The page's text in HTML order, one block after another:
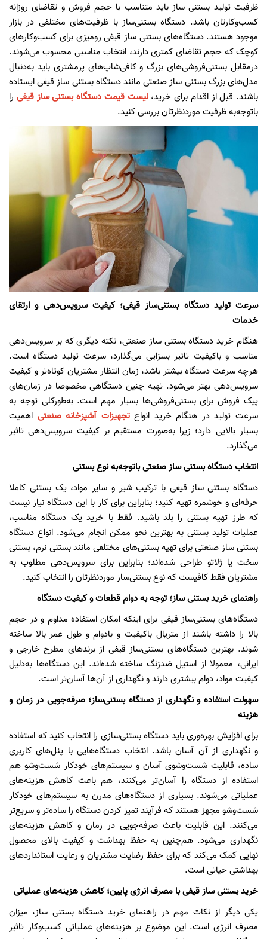
ظرفیت تولید بستنی ساز باید متناسب با حجم فروش و تقاضای روزانه
کسب‌وکارتان باشد. دستگاه بستنی‌ساز با ظرفیت‌های مختلفی در بازار
موجود هستند. دستگاه‌های بستنی ساز قیفی رومیزی برای کسب‌وکارهای
کوچک که حجم تقاضای کمتری دارند، انتخاب مناسبی محسوب می‌شوند.
در‌مقابل بستنی‌فروشی‌های بزرگ و کافی‌شاپ‌های پرمشتری باید به‌دنبال
مدل‌های بزرگ بستنی ساز صنعتی مانند دستگاه بستنی ساز قیفی ایستاده
باشند. قبل از اقدام برای خرید،لیست قیمت دستگاه بستنی ساز قیفی را
با‌توجه‌به ظرفیت مورد‌نظرتان بررسی کنید.
سرعت تولید دستگاه بستنی‌ساز قیفی؛ کیفیت سرویس‌دهی و ارتقای
خدمات
هنگام خرید دستگاه بستنی ساز صنعتی، نکته دیگری که بر سرویس‌دهی
مناسب و با‌کیفیت تاثیر بسزایی می‌گذارد، سرعت تولید دستگاه است.
هرچه سرعت دستگاه بیشتر باشد، زمان انتظار مشتریان کوتاه‌تر و کیفیت
سرویس‌دهی بهتر می‌شود. تهیه چنین دستگاهی مخصوصا در زمان‌های
پیک فروش برای بستنی‌فروشی‌ها بسیار مهم است. به‌طورکلی توجه به
سرعت تولید در هنگام خرید انواعتجهیزات آشپزخانه صنعتی اهمیت
بسیار بالایی دارد؛ زیرا به‌صورت مستقیم بر کیفیت سرویس‌دهی تاثیر
می‌گذارد.
انتخاب دستگاه بستنی ساز صنعتی با‌توجه‌به نوع بستنی
دستگاه بستنی ساز قیفی با ترکیب شیر و سایر مواد، یک بستنی کاملا
حرفه‌ای و خوشمزه تهیه کنید؛ بنابراین برای کار با این دستگاه نیاز نیست
که طرز تهیه بستنی را بلد باشید. فقط با خرید یک دستگاه مناسب،
عملیات تولید بستنی به بهترین نحو ممکن انجام می‌شود. انواع دستگاه
بستنی ساز صنعتی برای تهیه بستنی‌های مختلفی مانند بستنی نرم، بستنی
سخت یا ژلاتو طراحی شده‌اند؛ بنابراین برای سرویس‌دهی مطلوب به
مشتریان فقط کافیست که نوع بستنی‌ساز موردنظرتان را انتخاب کنید.
راهنمای خرید بستنی ساز؛ توجه به دوام قطعات و کیفیت دستگاه
دستگاه‌های بستنی‌ساز قیفی برای اینکه امکان استفاده مداوم و در حجم
بالا را داشته باشند از متریال با‌کیفیت و بادوام و طول عمر بالا ساخته
شوند. بهترین دستگاه‌های بستنی‌ساز قیفی از برندهای مطرح خارجی و
ایرانی، معمولا از استیل ضد‌زنگ ساخته شده‌اند. این دستگاه‌ها به‌دلیل
کیفیت مواد، دوام بیشتری دارند و نگهداری از آن‌ها آسان‌تر است.
سهولت استفاده و نگهداری از دستگاه بستنی‌ساز؛ صرفه‌جویی در زمان و
هزینه
برای افزایش بهره‌وری باید دستگاه بستنی‌سازی را انتخاب کنید که استفاده
و نگهداری از آن آسان باشد. انتخاب دستگاه‌هایی با پنل‌های کاربری
ساده، قابلیت شست‌وشوی آسان و سیستم‌های خودکار شست‌وشو هم
استفاده از دستگاه را آسان‌تر می‌کنند، هم باعث کاهش هزینه‌های
عملیاتی می‌شوند. بسیاری از دستگاه‌های مدرن به سیستم‌های خودکار
شست‌وشو مجهز هستند که فرآیند تمیز کردن دستگاه را ساده‌تر و سریع‌تر
می‌کنند. این قابلیت باعث صرفه‌جویی در زمان و کاهش هزینه‌های
نگهداری می‌شود. هم‌چنین به حفظ بهداشت و کیفیت بالای محصول
نهایی کمک می‌کند که برای حفظ رضایت مشتریان و رعایت استانداردهای
بهداشتی حیاتی است.
خرید بستنی ساز قیفی با مصرف انرژی پایین؛ کاهش هزینه‌های عملیاتی
یکی دیگر از نکات مهم در راهنمای خرید دستگاه بستنی ساز، میزان
مصرف انرژی است. این موضوع بر هزینه‌های عملیاتی کسب‌وکار تاثیر